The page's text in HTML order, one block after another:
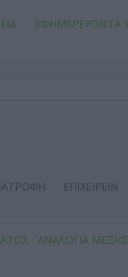
ΕΦΗΜΕΡΕΥΟΝΤΑ
ΕΠΙΧΕΙΡΕΙΝ
ΑΝΑΛΟΓΙΑ